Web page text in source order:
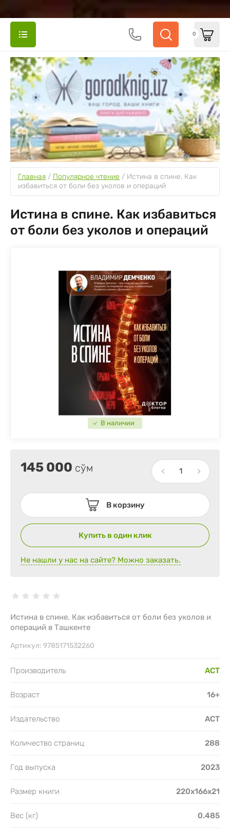
0
Главная / Популярное чтение / Истина в спине. Как
избавиться от боли без уколов и операций
Истина в спине. Как избавиться
от боли без уколов и операций
В наличии
145 000 сўм
В корзину
Купить в один клик
Не нашли у нас на сайте? Можно заказать.
Истина в спине. Как избавиться от боли без уколов и
операций в Ташкенте
Артикул: 9785171532260
Производитель АСТ
Возраст 16+
Издательство АСТ
Количество страниц 288
Год выпуска 2023
Размер книги 220x166x21
Вес (кг) 0.485